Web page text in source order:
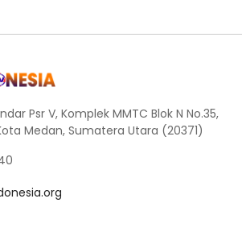
Psr V, Komplek MMTC Blok N No.35,
Medan, Sumatera Utara (20371)